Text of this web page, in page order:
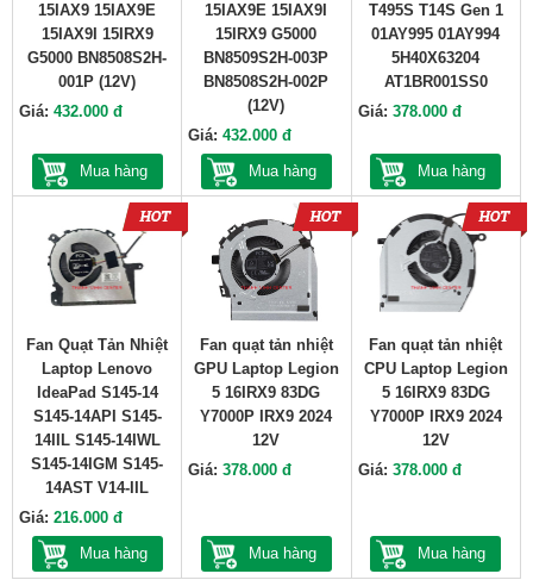
15IAX9 15IAX9E
15IAX9I 15IRX9
G5000 BN8508S2H-
001P (12V)
Giá: 432.000 đ
Mua hàng
15IAX9E 15IAX9I
15IRX9 G5000
BN8509S2H-003P
BN8508S2H-002P
(12V)
Giá:432.000 đ
Mua hàng
T495S T14S Gen 1
01AY995 01AY994
5H40X63204
AT1BR001SS0
Giá: 378.000 đ
Mua hàng
Fan Quạt Tản Nhiệt
Laptop Lenovo
IdeaPad S145-14
S145-14API S145-
14IIL S145-14IWL
S145-14IGM S145-
14AST V14-IIL
Giá: 216.000 đ
Mua hàng
Fan quạt tản nhiệt
GPU Laptop Legion
5 16IRX9 83DG
Y7000P IRX9 2024
12V
Giá:378.000 đ
Mua hàng
Fan quạt tản nhiệt
CPU Laptop Legion
5 16IRX9 83DG
Y7000P IRX9 2024
12V
Giá: 378.000 đ
Mua hàng